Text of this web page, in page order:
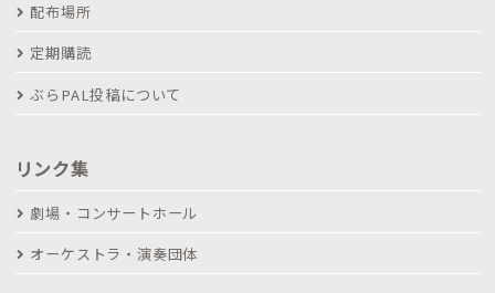
配布場所
定期購読
ぶらPAL投稿について
リンク集
劇場・コンサートホール
オーケストラ・演奏団体